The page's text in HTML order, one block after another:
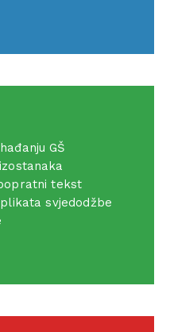
GŠ
tekst
svjedodžbe